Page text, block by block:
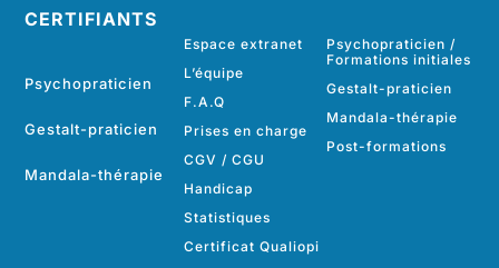
CERTIFIANTS
Psychopraticien
Gestalt-praticien
Mandala-thérapie
Espace extranet
L’équipe
F.A.Q
Prises en charge
CGV / CGU
Handicap
Statistiques
Certificat Qualiopi
Psychopraticien /
Formations initiales
Gestalt-praticien
Mandala-thérapie
Post-formations